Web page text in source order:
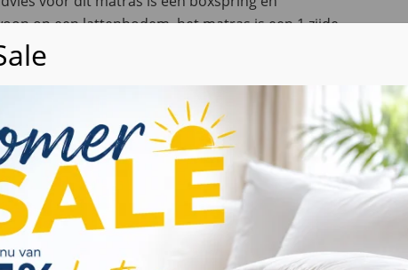
Wij waarderen uw privacy
We gebruiken cookies om uw browse-ervaring te
op een lattenbodem. het matras is een 1 zijde
Kijk dan bijmatras op maat.
,caravan boot.